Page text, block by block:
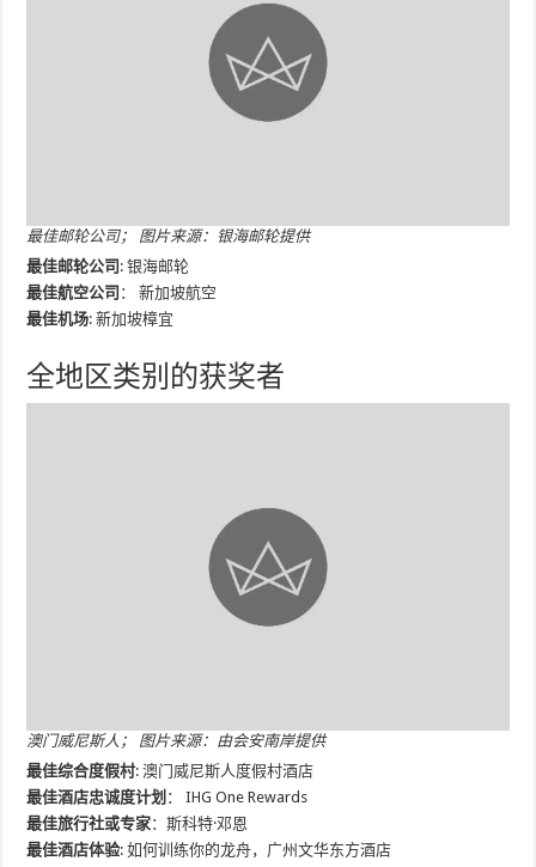
最佳邮轮公司； 图片来源：银海邮轮提供
最佳邮轮公司 : 银海邮轮
最佳航空公司 ： 新加坡航空
最佳机场: 新加坡樟宜
全地区类别的获奖者
澳门威尼斯人； 图片来源：由会安南岸提供
最佳综合度假村: 澳门威尼斯人度假村酒店
最佳酒店忠诚度计划 ： IHG One Rewards
最佳旅行社或专家：斯科特·邓恩
最佳酒店体验: 如何训练你的龙舟，广州文华东方酒店